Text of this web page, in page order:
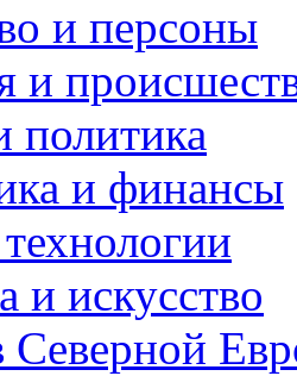
и персоны
и
политика
и финансы
и искусство